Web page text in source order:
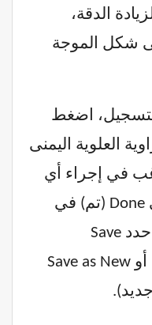
الدقة،
شكل الموجة
التسجيل، اضغط
العلوية اليمنى
في إجراء أي
تعديلات أخرى، اضغط على Done (تم) في
الزاوية السفلية اليمنى، ثم حدد Save
Recording (حفظ التسجيل) أو Save as New